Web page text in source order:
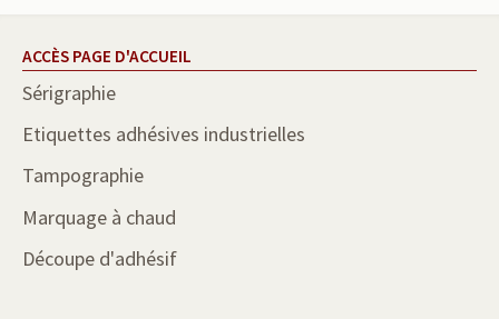
ACCÈS PAGE D'ACCUEIL
Sérigraphie
Etiquettes adhésives industrielles
Tampographie
Marquage à chaud
Découpe d'adhésif